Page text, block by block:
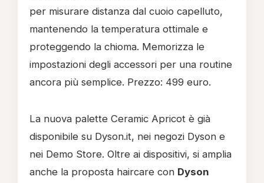
per misurare distanza dal cuoio capelluto,
mantenendo la temperatura ottimale e
proteggendo la chioma. Memorizza le
impostazioni degli accessori per una routine
ancora più semplice. Prezzo: 499 euro.
La nuova palette Ceramic Apricot è già
disponibile su Dyson.it, nei negozi Dyson e
nei Demo Store. Oltre ai dispositivi, si amplia
anche la proposta haircare con Dyson